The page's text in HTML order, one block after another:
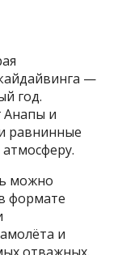
—
год.
Анапы и
равнинные
можно
формате
и